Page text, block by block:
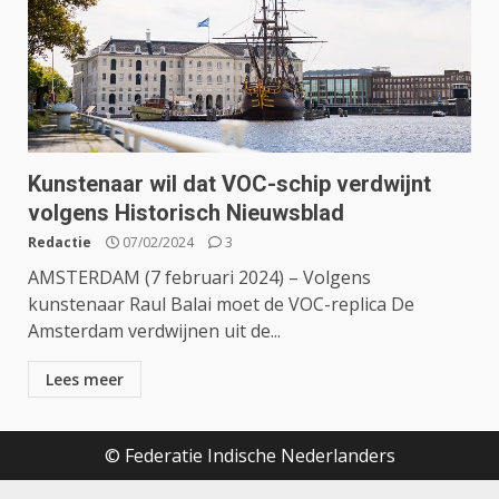
Kunstenaar wil dat VOC-schip verdwijnt
volgens Historisch Nieuwsblad
Redactie 07/02/2024 3
AMSTERDAM (7 februari 2024) – Volgens
kunstenaar Raul Balai moet de VOC-replica De
Amsterdam verdwijnen uit de...
Lees meer
© Federatie Indische Nederlanders